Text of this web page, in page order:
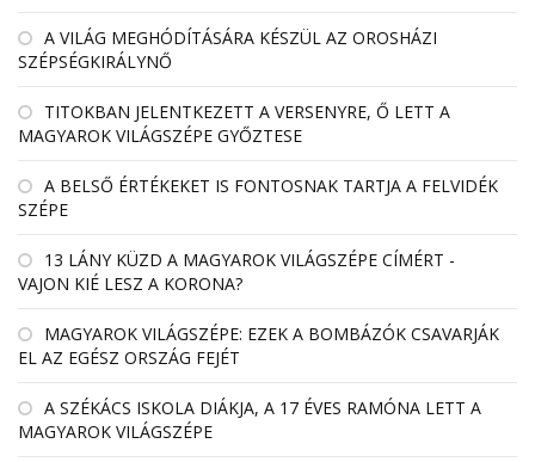
A VILÁG MEGHÓDÍTÁSÁRA KÉSZÜL AZ OROSHÁZI
SZÉPSÉGKIRÁLYNŐ
TITOKBAN JELENTKEZETT A VERSENYRE, Ő LETT A
MAGYAROK VILÁGSZÉPE GYŐZTESE
A BELSŐ ÉRTÉKEKET IS FONTOSNAK TARTJA A FELVIDÉK
SZÉPE
13 LÁNY KÜZD A MAGYAROK VILÁGSZÉPE CÍMÉRT -
VAJON KIÉ LESZ A KORONA?
MAGYAROK VILÁGSZÉPE: EZEK A BOMBÁZÓK CSAVARJÁK
EL AZ EGÉSZ ORSZÁG FEJÉT
A SZÉKÁCS ISKOLA DIÁKJA, A 17 ÉVES RAMÓNA LETT A
MAGYAROK VILÁGSZÉPE